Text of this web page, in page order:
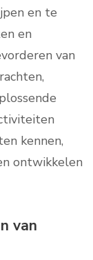
en te
en
van
kennen,
ontwikkelen
van